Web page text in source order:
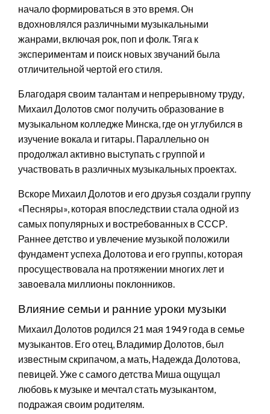
начало формироваться в это время. Он
вдохновлялся различными музыкальными
жанрами, включая рок, поп и фолк. Тяга к
экспериментам и поиск новых звучаний была
отличительной чертой его стиля.
Благодаря своим талантам и непрерывному труду,
Михаил Долотов смог получить образование в
музыкальном колледже Минска, где он углубился в
изучение вокала и гитары. Параллельно он
продолжал активно выступать с группой и
участвовать в различных музыкальных проектах.
Вскоре Михаил Долотов и его друзья создали группу
«Песняры», которая впоследствии стала одной из
самых популярных и востребованных в СССР.
Раннее детство и увлечение музыкой положили
фундамент успеха Долотова и его группы, которая
просуществовала на протяжении многих лет и
завоевала миллионы поклонников.
Влияние семьи и ранние уроки музыки
Михаил Долотов родился 21 мая 1949 года в семье
музыкантов. Его отец, Владимир Долотов, был
известным скрипачом, а мать, Надежда Долотова,
певицей. Уже с самого детства Миша ощущал
любовь к музыке и мечтал стать музыкантом,
подражая своим родителям.